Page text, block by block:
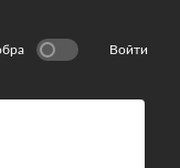
Войти